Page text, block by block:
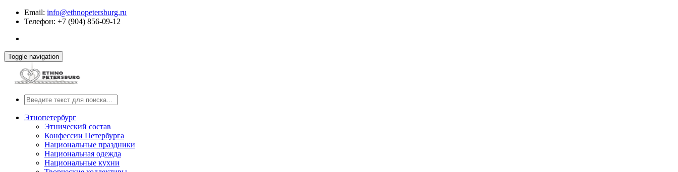
Email: info@ethnopetersburg.ru
Телефон: +7 (904) 856-09-12
Toggle navigation
Этнопетербург
Этнический состав
Конфессии Петербурга
Национальные праздники
Национальная одежда
Национальные кухни